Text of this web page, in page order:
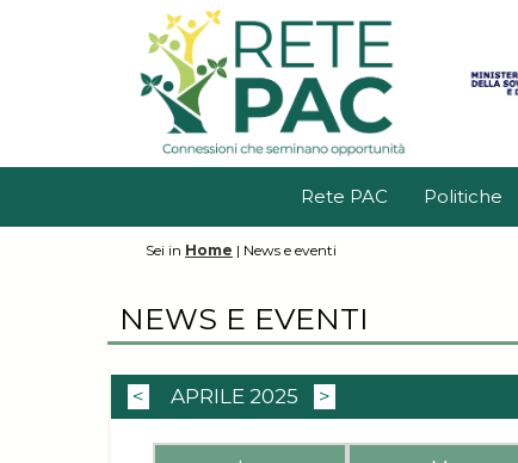
Rete PAC Politiche
Sei in Home | News e eventi
NEWS E EVENTI
< APRILE 2025 >